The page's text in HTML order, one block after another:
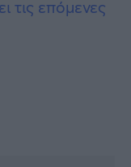
τις επόμενες